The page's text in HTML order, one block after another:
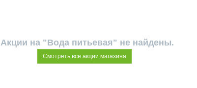
Акции на "Вода питьевая" не найдены.
Смотреть все акции магазина